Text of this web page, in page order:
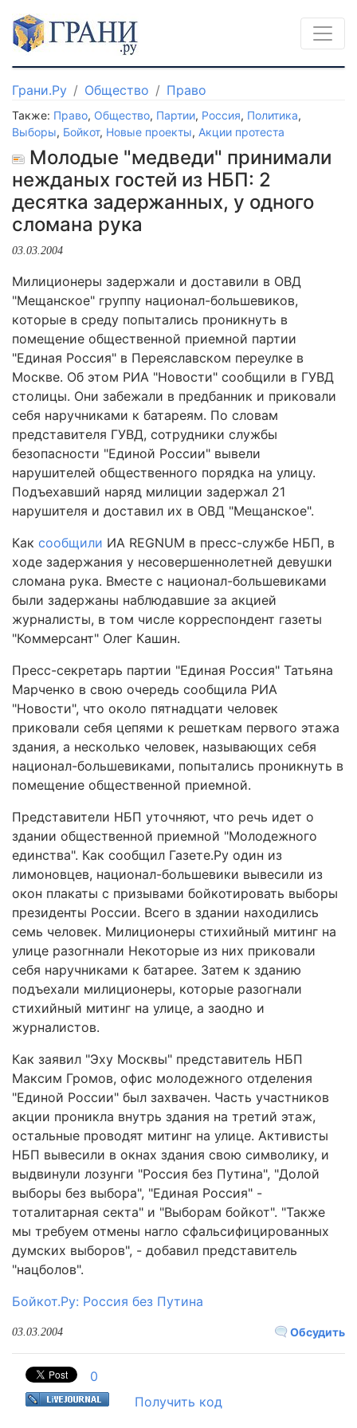
Грани.Ру Общество Право
Также: Право, Общество, Партии, Россия, Политика,
Выборы, Бойкот, Новые проекты, Акции протеста
Молодые "медведи" принимали
нежданых гостей из НБП: 2
десятка задержанных, у одного
сломана рука
03.03.2004
Милиционеры задержали и доставили в ОВД
"Мещанское" группу национал-большевиков,
которые в среду попытались проникнуть в
помещение общественной приемной партии
"Единая Россия" в Переяславском переулке в
Москве. Об этом РИА "Новости" сообщили в ГУВД
столицы. Они забежали в предбанник и приковали
себя наручниками к батареям. По словам
представителя ГУВД, сотрудники службы
безопасности "Единой России" вывели
нарушителей общественного порядка на улицу.
Подъехавший наряд милиции задержал 21
нарушителя и доставил их в ОВД "Мещанское".
Как сообщили ИА REGNUM в пресс-службе НБП, в
ходе задержания у несовершеннолетней девушки
сломана рука. Вместе с национал-большевиками
были задержаны наблюдавшие за акцией
журналисты, в том числе корреспондент газеты
"Коммерсант" Олег Кашин.
Пресс-секретарь партии "Единая Россия" Татьяна
Марченко в свою очередь сообщила РИА
"Новости", что около пятнадцати человек
приковали себя цепями к решеткам первого этажа
здания, а несколько человек, называющих себя
национал-большевиками, попытались проникнуть в
помещение общественной приемной.
Представители НБП уточняют, что речь идет о
здании общественной приемной "Молодежного
единства". Как сообщил Газете.Ру один из
лимоновцев, национал-большевики вывесили из
окон плакаты с призывами бойкотировать выборы
президенты России. Всего в здании находились
семь человек. Милиционеры стихийный митинг на
улице разогннали Некоторые из них приковали
себя наручниками к батарее. Затем к зданию
подъехали милиционеры, которые разогнали
стихийный митинг на улице, а заодно и
журналистов.
Как заявил "Эху Москвы" представитель НБП
Макcим Громов, офис молодежного отделения
"Единой России" был захвачен. Часть участников
акции проникла внутрь здания на третий этаж,
остальные проводят митинг на улице. Активисты
НБП вывесили в окнах здания свою символику, и
выдвинули лозунги "Россия без Путина", "Долой
выборы без выбора", "Единая Россия" -
тоталитарная секта" и "Выборам бойкот". "Также
мы требуем отмены нагло сфальсифицированных
думских выборов", - добавил представитель
"нацболов".
Бойкот.Ру: Россия без Путина
Обсудить
03.03.2004
0
Получить код